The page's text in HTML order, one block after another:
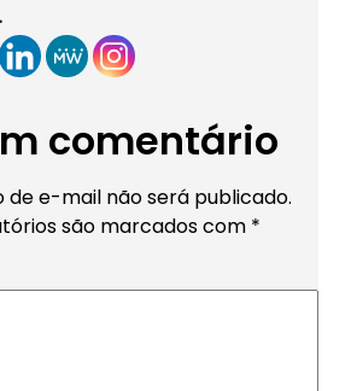
comentário
de e-mail não será publicado.
são marcados com *